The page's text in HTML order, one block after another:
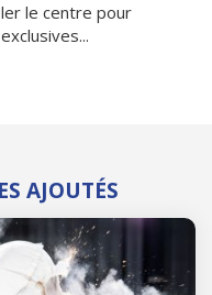
le centre pour
AJOUTÉS